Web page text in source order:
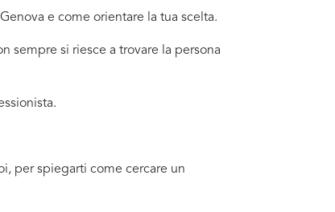
e come orientare la tua scelta.
sempre si riesce a trovare la persona
per spiegarti come cercare un